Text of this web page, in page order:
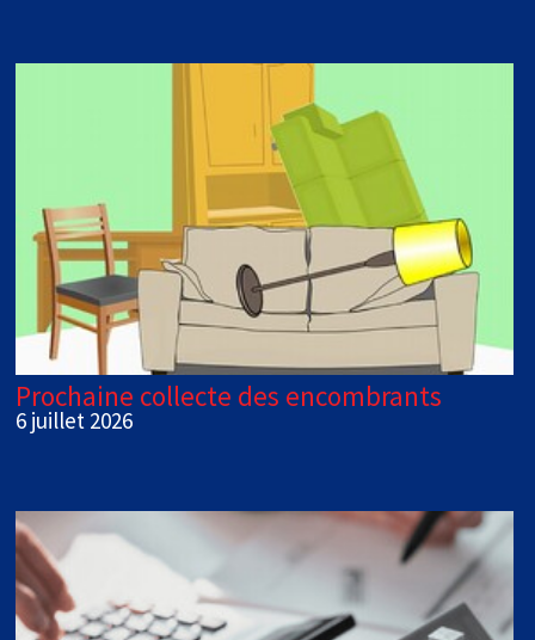
Prochaine collecte des encombrants
6 juillet 2026